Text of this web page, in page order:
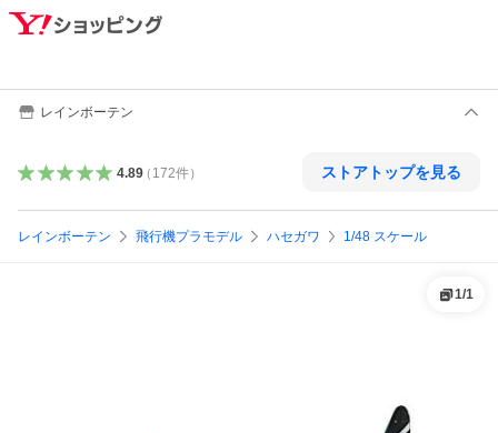
レインボーテン
4.89（ 172件） ストアトップを見る
レインボーテン 飛行機プラモデル ハセガワ 1/48 スケール
1/1